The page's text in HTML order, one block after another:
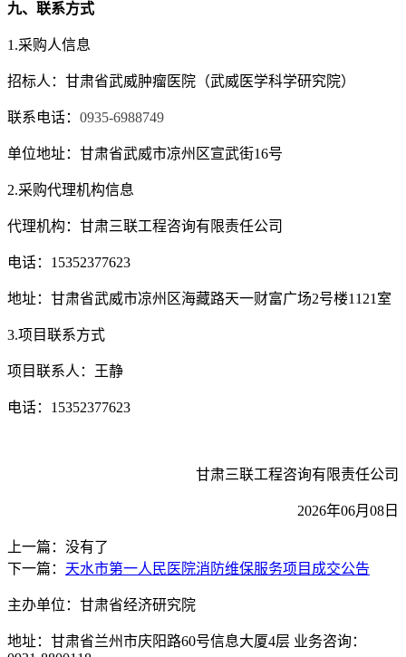
九、联系方式
1.采购人信息
招标人： 甘肃省武威肿瘤医院（武威医学科学研究院）
联系电话： 0935-6988749
单位地址： 甘肃省武威市凉州区宣武街16号
2.采购代理机构信息
代理机构： 甘肃三联工程咨询有限责任公司
电话： 15352377623
地址： 甘肃省武威市凉州区海藏路天一财富广场2号楼1121 室
3.项目联系方式
项目联系人： 王静
电话： 15352377623
甘肃三联工程咨询有限责任公司
2026年06月 08 日
上一篇：没有了
下一篇： 天水市第一人民医院消防维保服务项目成交公告
主办单位：甘肃省经济研究院
地址：甘肃省兰州市庆阳路60号信息大厦4层 业务咨询：